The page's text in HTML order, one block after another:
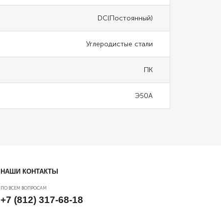
DC(Постоянный)
Углеродистые стали
ПК
Э50А
НАШИ КОНТАКТЫ
ПО ВСЕМ ВОПРОСАМ
+7 (812) 317-68-18